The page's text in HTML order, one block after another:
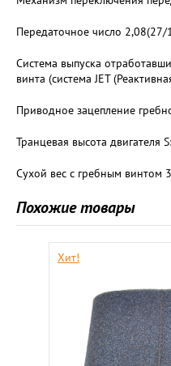
Передаточное число 2,08(27/
Система выпуска
винта (система JET
Приводное зацепление
Транцевая высота двигателя
Сухой вес с гребным винтом
Похожие товары
Хит!